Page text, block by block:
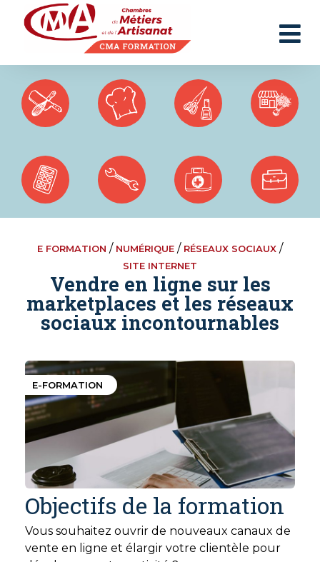
E FORMATION / NUMÉRIQUE / RÉSEAUX SOCIAUX /
SITE INTERNET
Vendre en ligne sur les
marketplaces et les réseaux
sociaux incontournables
E-FORMATION
Objectifs de la formation
Vous souhaitez ouvrir de nouveaux canaux de
vente en ligne et élargir votre clientèle pour
Panneau de gestion des cookies